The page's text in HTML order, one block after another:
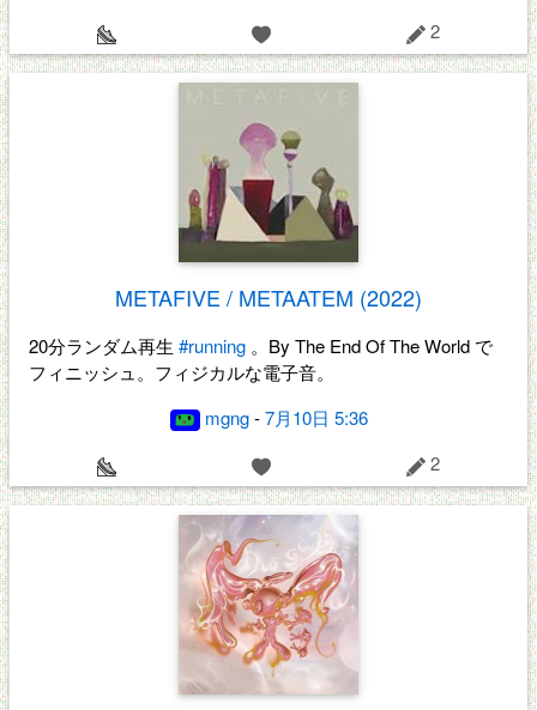
2
METAFIVE / METAATEM (2022)
20分ランダム再生 #running 。By The End Of The World で
フィニッシュ。フィジカルな電子音。
mgng-7月10日 5:36
2